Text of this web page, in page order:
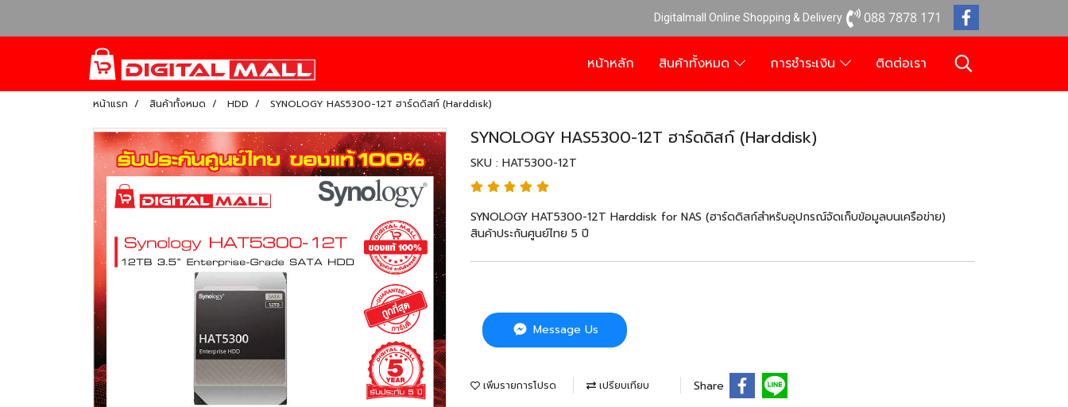
Digitalmall Online Shopping & Delivery 088 7878 171
หน้าหลัก สินค้าทั้งหมด การชำระเงิน ติดต่อเรา
หน้าแรก สินค้าทั้งหมด HDD SYNOLOGY HAS5300-12T ฮาร์ดดิสก์ (Harddisk)
SYNOLOGY HAS5300-12T ฮาร์ดดิสก์ (Harddisk)
SKU : HAT5300-12T
SYNOLOGY HAT5300-12T Harddisk for NAS (ฮาร์ดดิสก์สำหรับอุปกรณ์จัดเก็บข้อมูลบนเครือข่าย)
สินค้าประกันศูนย์ไทย 5 ปี
Message Us
เพิ่มรายการโปรด เปรียบเทียบ Share